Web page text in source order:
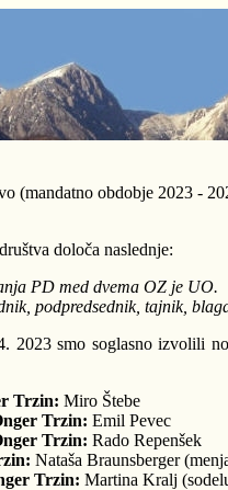
(mandatno obdobje 2023 -
določa naslednje:
PD med dvema OZ je UO.
podpredsednik, tajnik,
2023 smo soglasno izvolili
Trzin: Miro Štebe
Trzin: Emil Pevec
Trzin: Rado Repenšek
Nataša Braunsberger
Trzin: Martina Kralj